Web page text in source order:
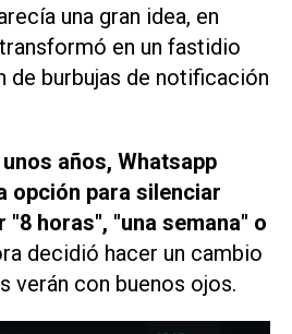
una gran idea, en
en un fastidio
de burbujas de notificación
años, Whatsapp
opción para silenciar
horas", "una semana" o
decidió hacer un cambio
verán con buenos ojos.